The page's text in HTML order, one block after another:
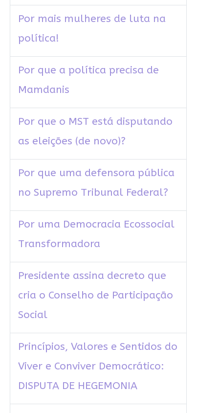
Por mais mulheres de luta na
política!
Por que a política precisa de
Mamdanis
Por que o MST está disputando
as eleições (de novo)?
Por que uma defensora pública
no Supremo Tribunal Federal?
Por uma Democracia Ecossocial
Transformadora
Presidente assina decreto que
cria o Conselho de Participação
Social
Princípios, Valores e Sentidos do
Viver e Conviver Democrático:
DISPUTA DE HEGEMONIA